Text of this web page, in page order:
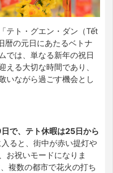
テト・グエン・ダン（Tết
の元日にあたるベトナ
では、単なる新年の祝日
える大切な時間であり、
いながら過ごす機会とし
で、テト休暇は25日から
入ると、街中が赤い提灯や
お祝いモードになりま
複数の都市で花火の打ち